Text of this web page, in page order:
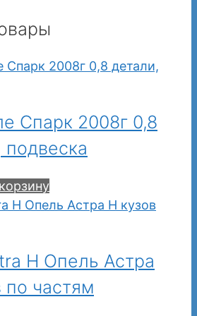
Спарк 2008г 0,8
подвеска
H Опель Астра
по частям